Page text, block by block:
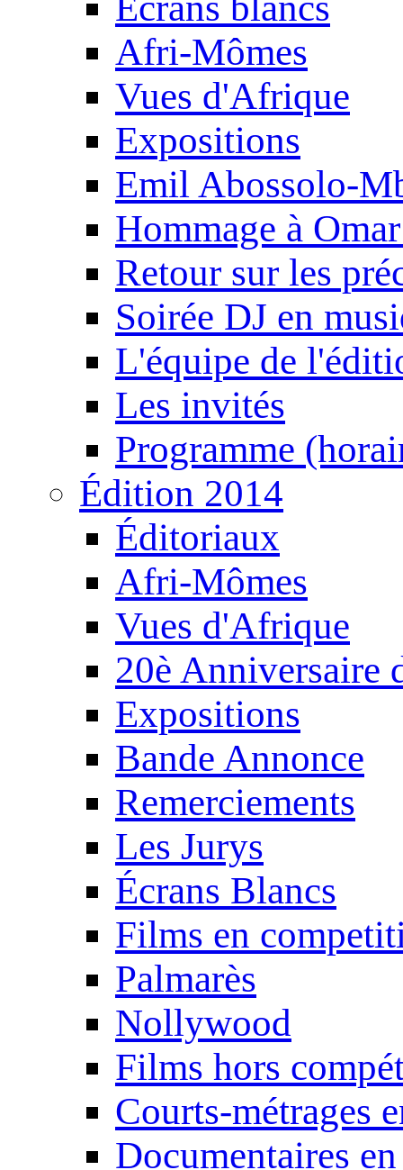
Afri-Mômes
Vues d'Afrique
Expositions
Emil Abossolo-
Hommage à
Retour sur les
Soirée DJ en
L'équipe de
Les invités
Programme
Édition 2014
Éditoriaux
Afri-Mômes
Vues d'Afrique
20è Anniversaire
Expositions
Bande Annonce
Remerciements
Les Jurys
Écrans Blancs
Films en
Palmarès
Nollywood
Films hors
Courts-métrages
Documentaires